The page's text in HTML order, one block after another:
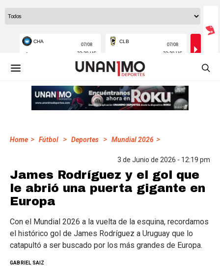
Home > Fútbol > Deportes > Mundial 2026 >
3 de Junio de 2026 - 12:19 pm
James Rodríguez y el gol que
le abrió una puerta gigante en
Europa
Con el Mundial 2026 a la vuelta de la esquina, recordamos
el histórico gol de James Rodríguez a Uruguay que lo
catapultó a ser buscado por los más grandes de Europa.
GABRIEL SAIZ